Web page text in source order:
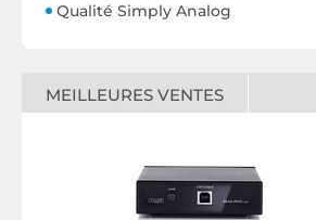
Qualité Simply Analog
MEILLEURES VENTES